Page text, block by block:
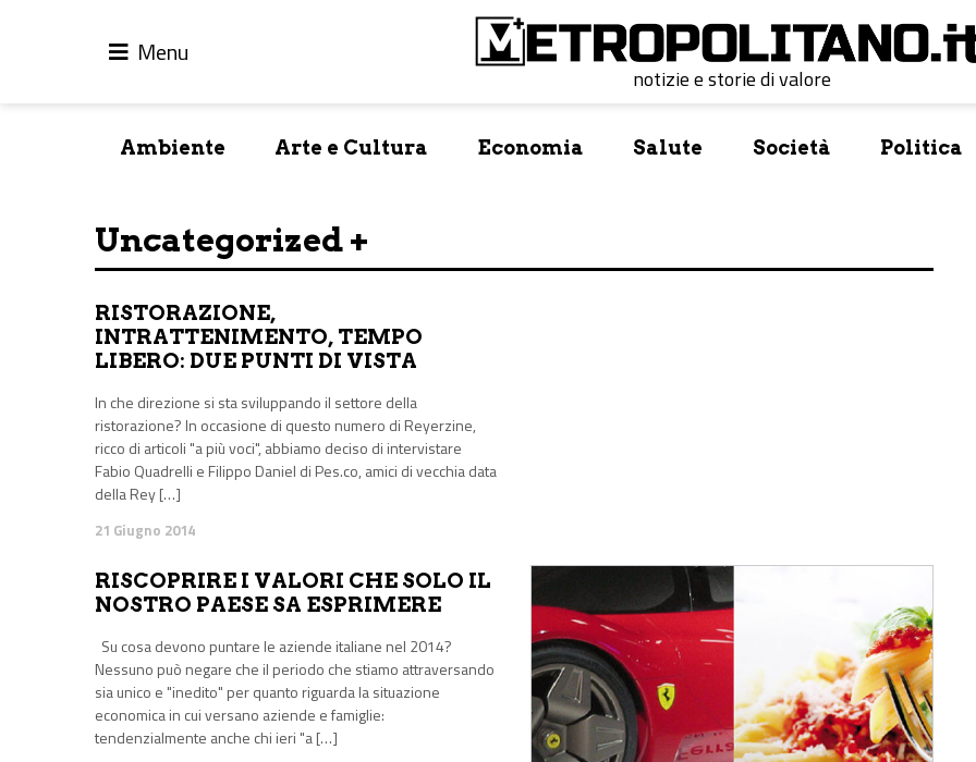
Menu
notizie e storie di valore
Ambiente Arte e Cultura Economia Salute Società Politica
Uncategorized +
RISTORAZIONE,
INTRATTENIMENTO, TEMPO
LIBERO: DUE PUNTI DI VISTA
In che direzione si sta sviluppando il settore della
ristorazione? In occasione di questo numero di Reyerzine,
ricco di articoli "a più voci", abbiamo deciso di intervistare
Fabio Quadrelli e Filippo Daniel di Pes.co, amici di vecchia data
della Rey […]
21 Giugno 2014
RISCOPRIRE I VALORI CHE SOLO IL
NOSTRO PAESE SA ESPRIMERE
Su cosa devono puntare le aziende italiane nel 2014?
Nessuno può negare che il periodo che stiamo attraversando
sia unico e "inedito" per quanto riguarda la situazione
economica in cui versano aziende e famiglie:
tendenzialmente anche chi ieri "a […]